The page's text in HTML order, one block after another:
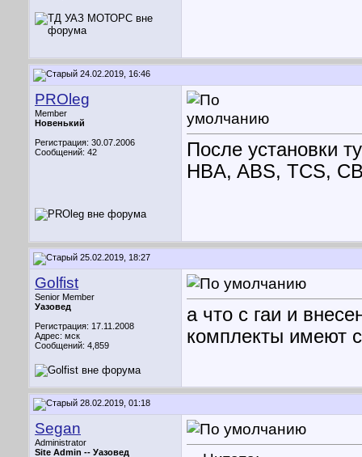
24.02.2019, 16:46
PROleg
Member
Новенький
Регистрация: 30.07.2006
Сообщений: 42
После установки
HBA, ABS, TCS,
25.02.2019, 18:27
Golfist
Senior Member
Уазовед
Регистрация: 17.11.2008
Адрес: мск
Сообщений: 4,859
а что с гаи и
комплекты имеют
28.02.2019, 01:18
Segan
Administrator
Site Admin -- Уазовед